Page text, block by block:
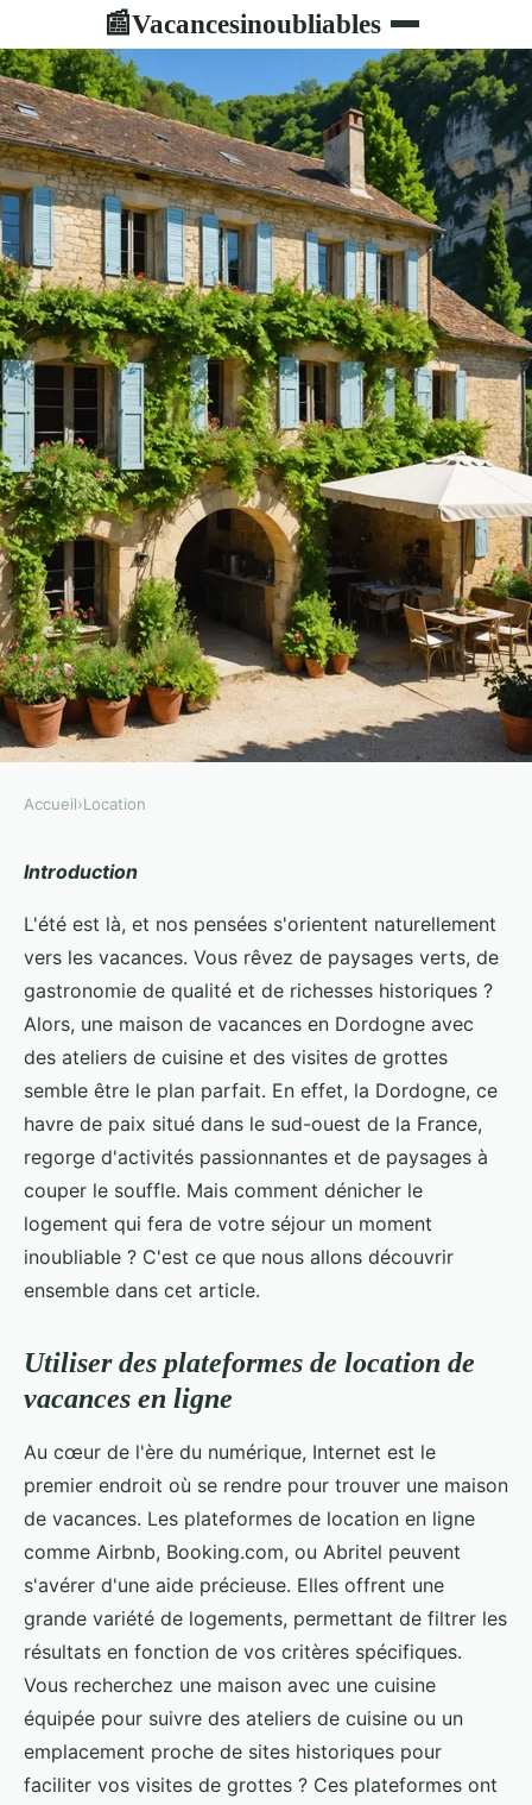
📰Vacancesinoubliables
Comment trouver une maison de
vacances en Dordogne avec des
ateliers de cuisine et des visites
de grottes?
Mia• 30 juin 2024 •5 min de lecture
Accueil›Location
Introduction
L'été est là, et nos pensées s'orientent naturellement
vers les vacances. Vous rêvez de paysages verts, de
gastronomie de qualité et de richesses historiques ?
Alors, une maison de vacances en Dordogne avec
des ateliers de cuisine et des visites de grottes
semble être le plan parfait. En effet, la Dordogne, ce
havre de paix situé dans le sud-ouest de la France,
regorge d'activités passionnantes et de paysages à
couper le souffle. Mais comment dénicher le
logement qui fera de votre séjour un moment
inoubliable ? C'est ce que nous allons découvrir
ensemble dans cet article.
Utiliser des plateformes de location de
vacances en ligne
Au cœur de l'ère du numérique, Internet est le
premier endroit où se rendre pour trouver une maison
de vacances. Les plateformes de location en ligne
comme Airbnb, Booking.com, ou Abritel peuvent
s'avérer d'une aide précieuse. Elles offrent une
grande variété de logements, permettant de filtrer les
résultats en fonction de vos critères spécifiques.
Vous recherchez une maison avec une cuisine
équipée pour suivre des ateliers de cuisine ou un
emplacement proche de sites historiques pour
faciliter vos visites de grottes ? Ces plateformes ont